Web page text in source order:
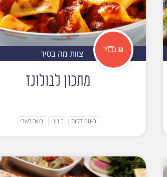
צוות מה בסיר
מתכון לבולונז
כ-60 דקות בינוני כשר בשרי